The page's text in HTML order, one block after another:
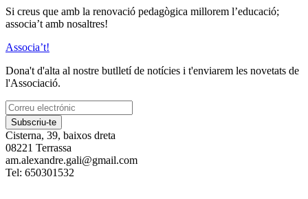
Si creus que amb la renovació pedagògica millorem l’educació;
associa’t amb nosaltres!
Associa’t!
Dona't d'alta al nostre butlletí de notícies i t'enviarem les novetats de
l'Associació.
Subscriu-te
Cisterna, 39, baixos dreta
08221 Terrassa
am.alexandre.gali@gmail.com
Tel: 650301532